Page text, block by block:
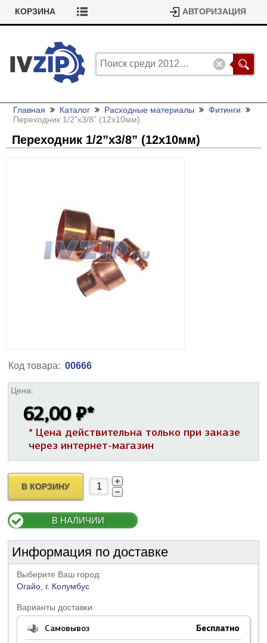
КОРЗИНА АВТОРИЗАЦИЯ
Главная Каталог Расходные материалы
Фитинги
Переходник 1/2”х3/8” (12х10мм)
Переходник 1/2”х3/8” (12х10мм)
Код товара: 00666
Цена:
62,00 ₽*
* Цена действительна только при заказе
через интернет-магазин
В КОРЗИНУ
В НАЛИЧИИ
Информация по доставке
Выберите Ваш город:
Огайо, г. Колумбус
Варианты доставки:
Самовывоз Бесплатно